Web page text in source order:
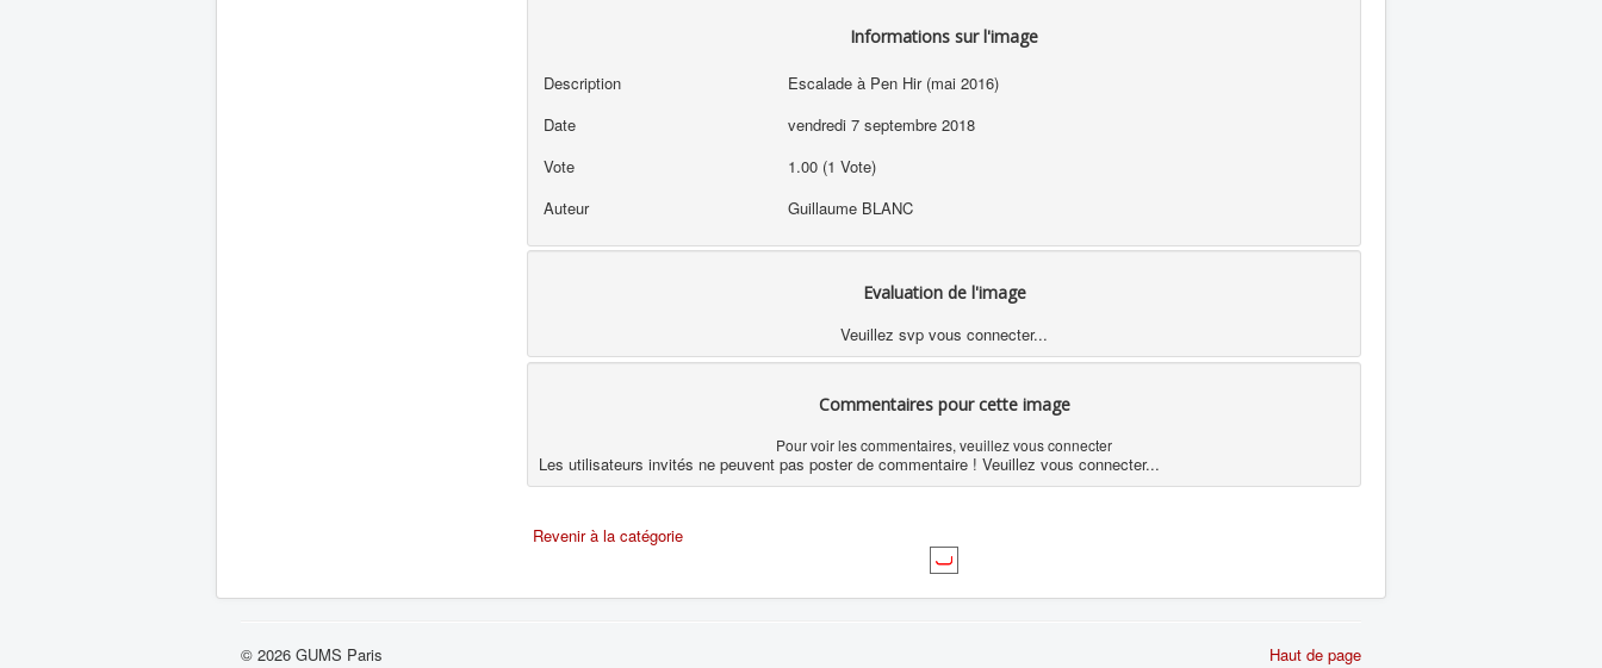
Informations sur l'image
Description
Escalade à Pen Hir (mai 2016)
Date
vendredi 7 septembre 2018
Vote
1.00 (1 Vote)
Auteur
Guillaume BLANC
Evaluation de l'image
Veuillez svp vous connecter...
Commentaires pour cette image
Pour voir les commentaires, veuillez vous connecter
Les utilisateurs invités ne peuvent pas poster de commentaire ! Veuillez vous connecter...
Revenir à la catégorie
Haut de page
© 2026 GUMS Paris